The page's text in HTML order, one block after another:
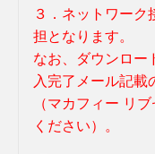
３．ネットワーク
担となります。
なお、ダウンロー
入完了メール記載
（マカフィー リ
ください）。